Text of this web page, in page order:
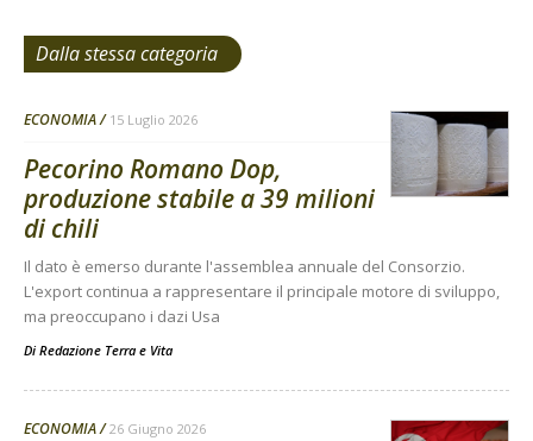
Dalla stessa categoria
ECONOMIA 15 Luglio 2026
Pecorino Romano Dop,
produzione stabile a 39 milioni
di chili
Il dato è emerso durante l'assemblea annuale del Consorzio.
L'export continua a rappresentare il principale motore di sviluppo,
ma preoccupano i dazi Usa
Di Redazione Terra e Vita
ECONOMIA 26 Giugno 2026